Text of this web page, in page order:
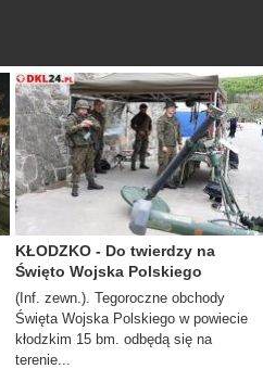
KŁODZKO - Do twierdzy na
Święto Wojska Polskiego
(Inf. zewn.). Tegoroczne obchody
Święta Wojska Polskiego w powiecie
kłodzkim 15 bm. odbędą się na
terenie...